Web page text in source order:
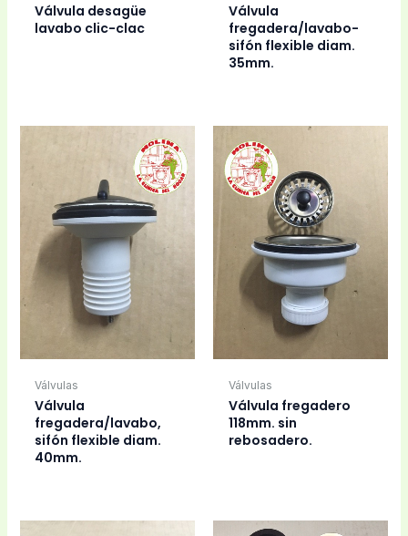
Válvula desagüe
lavabo clic-clac
Válvula
fregadera/lavabo-
sifón flexible diam.
35mm.
Válvulas
Válvula
fregadera/lavabo,
sifón flexible diam.
40mm.
Válvulas
Válvula fregadero
118mm. sin
rebosadero.